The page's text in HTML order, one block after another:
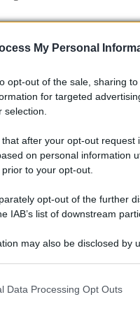
My Personal
opt-out of the sale, sharing
for targeted
selection.
that after your opt-out
on personal information
to your opt-out.
opt-out of the further
IAB’s list of downstream
may also be disclosed by
including but not limited to
Data Processing Opt Outs
#BalatonPark